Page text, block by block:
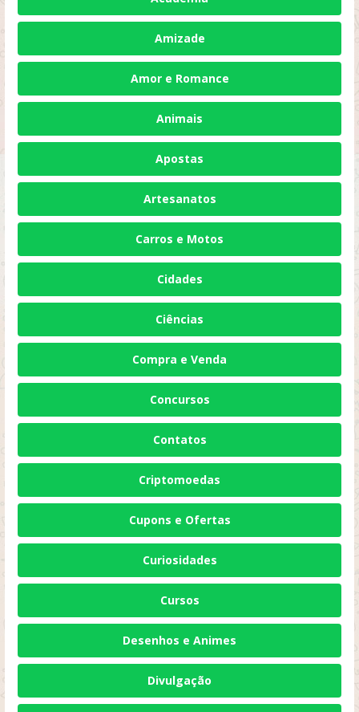
Amizade
Amor e Romance
Animais
Apostas
Artesanatos
Carros e Motos
Cidades
Ciências
Compra e Venda
Concursos
Contatos
Criptomoedas
Cupons e Ofertas
Curiosidades
Cursos
Desenhos e Animes
Divulgação